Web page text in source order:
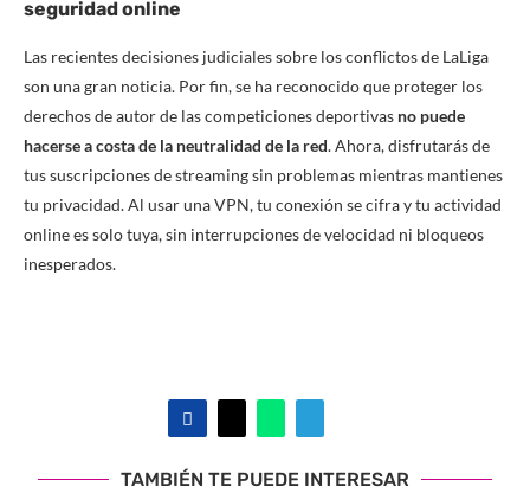
seguridad online
Las recientes decisiones judiciales sobre los conflictos de LaLiga
son una gran noticia. Por fin, se ha reconocido que proteger los
derechos de autor de las competiciones deportivas no puede
hacerse a costa de la neutralidad de la red. Ahora, disfrutarás de
tus suscripciones de streaming sin problemas mientras mantienes
tu privacidad. Al usar una VPN, tu conexión se cifra y tu actividad
online es solo tuya, sin interrupciones de velocidad ni bloqueos
inesperados.
TAMBIÉN TE PUEDE INTERESAR